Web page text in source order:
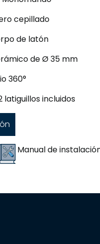
cepillado
de latón
de Ø 35 mm
360°
latiguillos incluidos
Manual de